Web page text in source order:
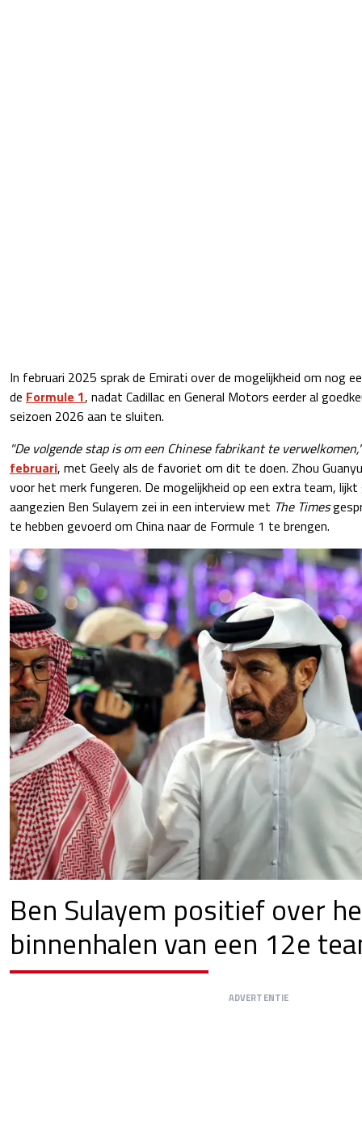
In februari 2025 sprak de Emirati over de mogelijkheid om nog
de Formule 1, nadat Cadillac en General Motors eerder al
seizoen 2026 aan te sluiten.
"De volgende stap is om een Chinese fabrikant te verwelkomen,"
februari, met Geely als de favoriet om dit te doen. Zhou
voor het merk fungeren. De mogelijkheid op een extra team,
aangezien Ben Sulayem zei in een interview met The Times
te hebben gevoerd om China naar de Formule 1 te brengen.
Ben Sulayem positief over
binnenhalen van een 12e
ADVERTENTIE